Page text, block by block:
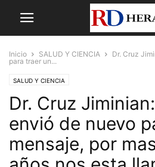
Inicio SALUD Y CIENCIA
Dr. Cruz
para traer un...
SALUD Y CIENCIA
Dr. Cruz
envió de nuevo
mensaje, por